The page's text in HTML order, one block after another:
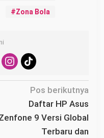
Zona Bola
Pos berikutnya
Daftar HP Asus
9 Versi Global
Terbaru dan